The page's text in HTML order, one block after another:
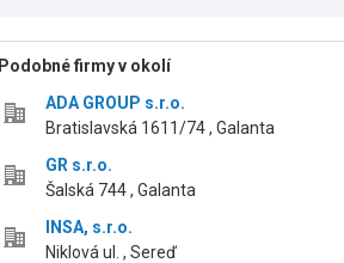
Podobné firmy v okolí
ADA GROUP s.r.o.
Bratislavská 1611/74 , Galanta
GR s.r.o.
Šalská 744 , Galanta
INSA, s.r.o.
Niklová ul. , Sereď